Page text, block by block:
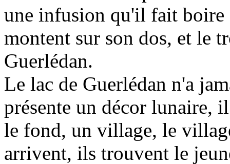
une infusion qu'il fait
montent sur son dos, et le
Guerlédan.
Le lac de Guerlédan n'a
présente un décor lunaire,
le fond, un village, le
arrivent, ils trouvent le